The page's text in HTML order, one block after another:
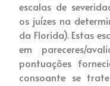
escalas de
os juízes na
da Florida). Estas
em pareceres/
pontuações
consoante se